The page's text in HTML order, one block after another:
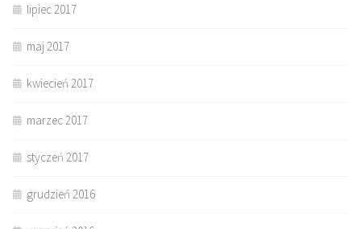
lipiec 2017
maj 2017
kwiecień 2017
marzec 2017
styczeń 2017
grudzień 2016